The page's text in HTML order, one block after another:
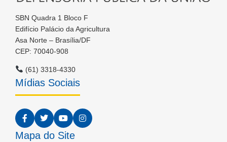
SBN Quadra 1 Bloco F
Edifício Palácio da Agricultura
Asa Norte – Brasília/DF
CEP: 70040-908
(61) 3318-4330
Mídias Sociais
Mapa do Site